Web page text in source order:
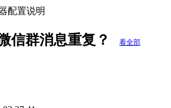
配置说明
信群消息重复？ 看全部